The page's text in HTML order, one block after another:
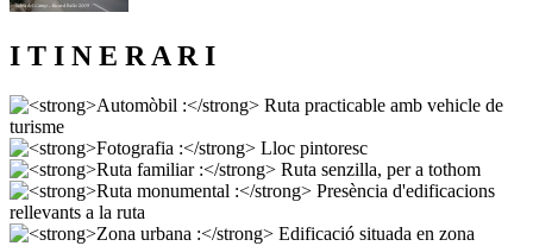
I T I N E R A R I